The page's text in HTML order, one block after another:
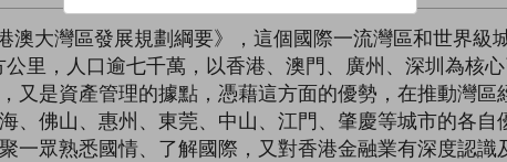
澳大灣區發展規劃綱要》，這個國際一流灣區和世界級
里，人口逾七千萬，以香港、澳門、廣州、深圳為核
又是資產管理的據點，憑藉這方面的優勢，在推動灣
、佛山、惠州、東莞、中山、江門、肇慶等城市的各
一眾熟悉國情、了解國際，又對香港金融業有深度認